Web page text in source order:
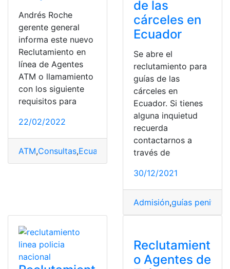
Andrés Roche
gerente general
informa este nuevo
Reclutamiento en
línea de Agentes
ATM o llamamiento
con los siguiente
requisitos para
22/02/2022
ATM,Consultas,Ecuador Reclutamiento,
de las
cárceles en
Ecuador
Se abre el
reclutamiento para
guías de las
cárceles en
Ecuador. Si tienes
alguna inquietud
recuerda
contactarnos a
través de
30/12/2021
Admisión,guías
Reclutamient
o Agentes de